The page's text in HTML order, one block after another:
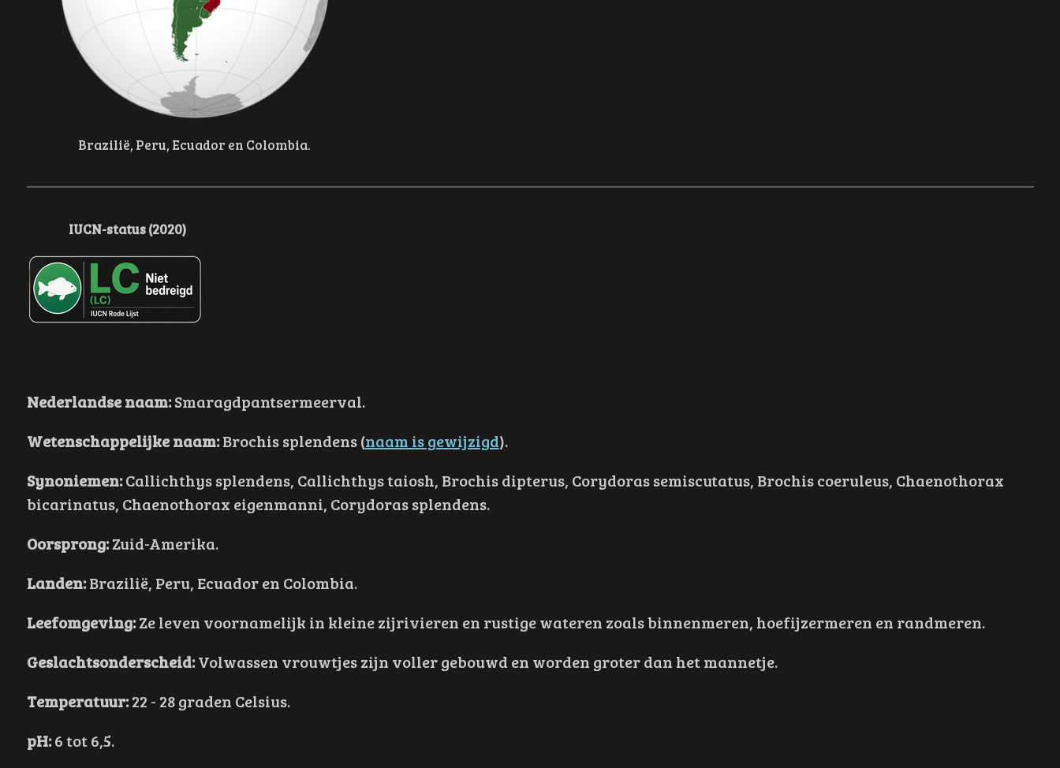
Brazilië, Peru, Ecuador en Colombia.
IUCN-status (2020)
Nederlandse naam:Smaragdpantsermeerval.
Wetenschappelijke naam:Brochis splendens (naam is gewijzigd).
Synoniemen:Callichthys splendens, Callichthys taiosh, Brochis dipterus, Corydoras semiscutatus, Brochis coeruleus, Chaenothorax
bicarinatus, Chaenothorax eigenmanni, Corydoras splendens.
Oorsprong:Zuid-Amerika.
Landen:Brazilië, Peru, Ecuador en Colombia.
Leefomgeving:Ze leven voornamelijk in kleine zijrivieren en rustige wateren zoals binnenmeren, hoefijzermeren en randmeren.
Geslachtsonderscheid:Volwassen vrouwtjes zijn voller gebouwd en worden groter dan het mannetje.
Temperatuur:22 - 28 graden Celsius.
pH:6 tot 6,5.